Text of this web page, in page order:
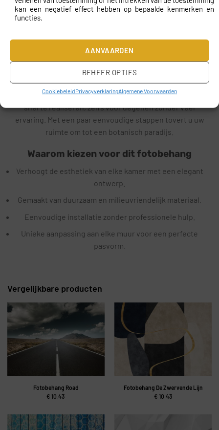
kan een negatief effect hebben op bepaalde kenmerken en
functies.
AANVAARDEN
BEHEER OPTIES
CookiebeleidPrivacyverklaringAlgemene Voorwaarden
Op maat gemaakt en eenvoudige
Fotobehang Klassieke botanische elegantie wordt op
hoeft zich geen zorgen te maken over het knippen of
passen; wij zorgen ervoor dat het behang precies de
juiste afmetingen heeft. De montage is eenvoudig en
snel te realiseren, zelfs voor degenen zonder veel
ervaring. Met een paar eenvoudige stappen tovert u uw
ruimte om tot een botanisch paradijs.
Waarom kiezen voor dit fotobehang
Verhoogt de esthetiek van elke kamer met een elegant
ontwerp.
Gemaakt van duurzaam en milieuvriendelijk materiaal.
Eenvoudige installatie zonder professionele hulp.
Unieke aanpassing aan elke muur voor een perfecte
pasvorm.
Vergelijkbare producten
Fotobehang Road
€ 10.43
Fotobehang De Zwervende Lijn
€ 10.43